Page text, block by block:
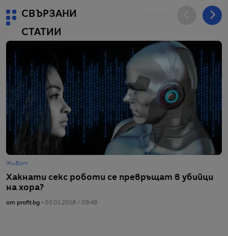
СВЪРЗАНИ
СТАТИИ
Живот
Хакнати секс роботи се превръщат в убийци
на хора?
от profit.bg - 05.01.2018 / 09:48